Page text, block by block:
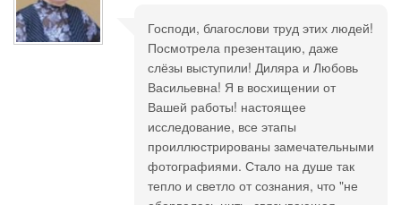
Господи, благослови труд этих людей!
Посмотрела презентацию, даже
слёзы выступили! Диляра и Любовь
Васильевна! Я в восхищении от
Вашей работы! настоящее
исследование, все этапы
проиллюстрированы замечательными
фотографиями. Стало на душе так
тепло и светло от сознания, что "не